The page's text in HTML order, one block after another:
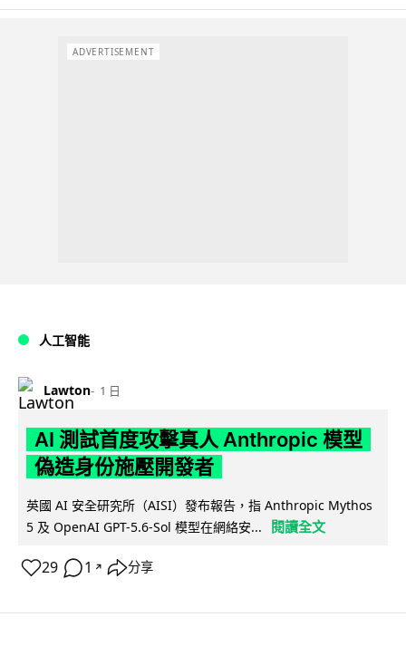
ADVERTISEMENT
人工智能
Lawton 1 日
AI 測試首度攻擊真人 Anthropic 模型
偽造身份施壓開發者
英國 AI 安全研究所（AISI）發布報告，指 Anthropic Mythos
5 及 OpenAI GPT-5.6-Sol 模型在網絡安...
閱讀全文
29 1 ↗ 分享